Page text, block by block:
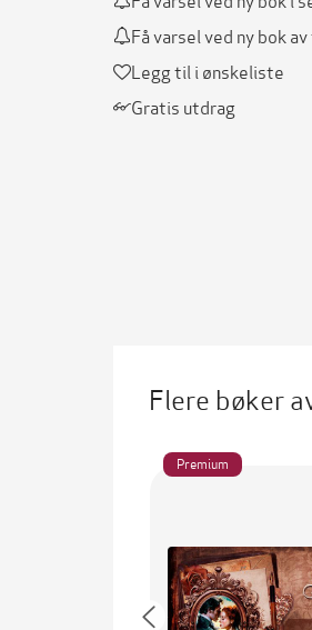
Få varsel ved ny bok
Legg til i ønskeliste
Gratis utdrag
Flere bøker
Premium